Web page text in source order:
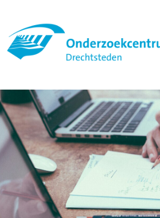
naar
inhoud